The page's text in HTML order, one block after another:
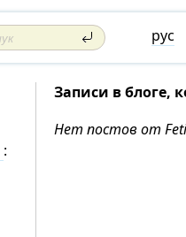
рус
:
Записи в блоге,
Нет постов от